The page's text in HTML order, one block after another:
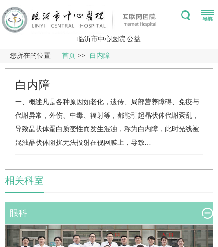
临沂市中心医院.公益
您所在的位置： 首页 >> 白内障
白内障
一、概述凡是各种原因如老化，遗传、局部营养障碍、免疫与
代谢异常，外伤、中毒、辐射等，都能引起晶状体代谢紊乱，
导致晶状体蛋白质变性而发生混浊，称为白内障，此时光线被
混浊晶状体阻扰无法投射在视网膜上，导致…
相关科室
眼科